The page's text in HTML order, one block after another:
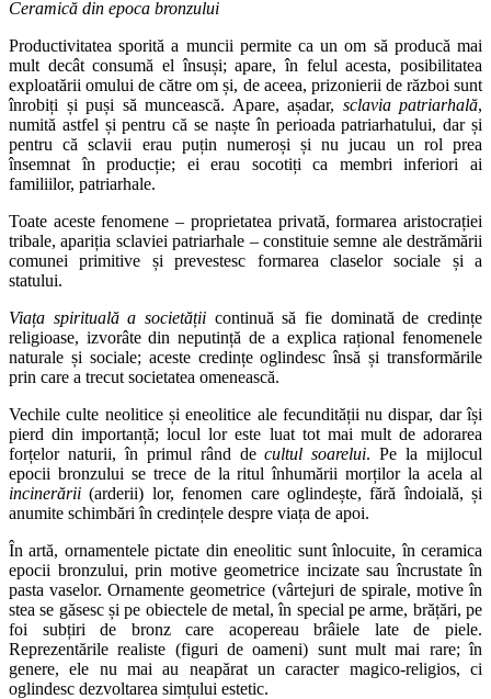
Ceramică din epoca bronzului
Productivitatea sporită a muncii permite ca un om să producă mai
mult decât consumă el însuși; apare, în felul acesta, posibilitatea
exploatării omului de către om și, de aceea, prizonierii de război sunt
înrobiți și puși să muncească. Apare, așadar, sclavia patriarhală,
numită astfel și pentru că se naște în perioada patriarhatului, dar și
pentru că sclavii erau puțin numeroși și nu jucau un rol prea
însemnat în producție; ei erau socotiți ca membri inferiori ai
familiilor, patriarhale.
Toate aceste fenomene – proprietatea privată, formarea aristocrației
tribale, apariția sclaviei patriarhale – constituie semne ale destrămării
comunei primitive și prevestesc formarea claselor sociale și a
statului.
Viața spirituală a societății continuă să fie dominată de credințe
religioase, izvorâte din neputință de a explica rațional fenomenele
naturale și sociale; aceste credințe oglindesc însă și transformările
prin care a trecut societatea omenească.
Vechile culte neolitice și eneolitice ale fecundității nu dispar, dar își
pierd din importanță; locul lor este luat tot mai mult de adorarea
forțelor naturii, în primul rând decultul soarelui. Pe la mijlocul
epocii bronzului se trece de la ritul înhumării morților la acela al
incinerării (arderii) lor, fenomen care oglindește, fără îndoială, și
anumite schimbări în credințele despre viața de apoi.
În artă, ornamentele pictate din eneolitic sunt înlocuite, în ceramica
epocii bronzului, prin motive geometrice incizate sau încrustate în
pasta vaselor. Ornamente geometrice (vârtejuri de spirale, motive în
stea se găsesc și pe obiectele de metal, în special pe arme, brățări, pe
foi subțiri de bronz care acopereau brâiele late de piele.
Reprezentările realiste (figuri de oameni) sunt mult mai rare; în
genere, ele nu mai au neapărat un caracter magico-religios, ci
oglindesc dezvoltarea simțului estetic.